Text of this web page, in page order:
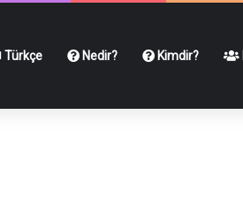
Türkçe Nedir? Kimdir?